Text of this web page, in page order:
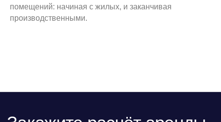
помещений: начиная с жилых, и заканчивая
производственными.